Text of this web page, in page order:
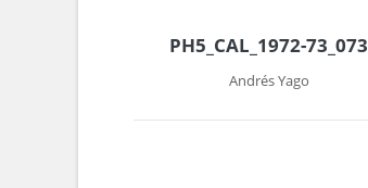
PH5_CAL_1972-73_073
Andrés Yago